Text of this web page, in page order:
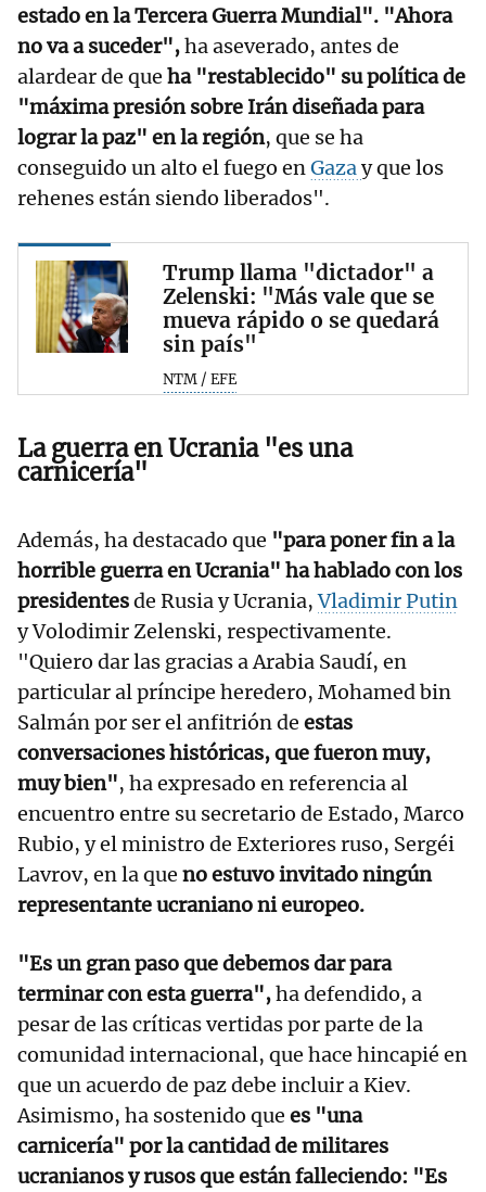
estado en la Tercera Guerra Mundial". "Ahora
no va a suceder",ha aseverado, antes de
alardear de que ha "restablecido" su política de
"máxima presión sobre Irán diseñada para
lograr la paz" en la región, que se ha
conseguido un alto el fuego enGazay que los
rehenes están siendo liberados".
Trump llama "dictador" a
Zelenski: "Más vale que se
mueva rápido o se quedará
sin país"
NTM / EFE
La guerra en Ucrania "es una
carnicería"
Además, ha destacado que "para poner fin a la
horrible guerra en Ucrania" ha hablado con los
presidentesde Rusia y Ucrania,Vladimir Putin
y Volodimir Zelenski, respectivamente.
"Quiero dar las gracias a Arabia Saudí, en
particular al príncipe heredero, Mohamed bin
Salmán por ser el anfitrión de estas
conversaciones históricas, que fueron muy,
muy bien", ha expresado en referencia al
encuentro entre su secretario de Estado, Marco
Rubio, y el ministro de Exteriores ruso, Sergéi
Lavrov, en la que no estuvo invitado ningún
representante ucraniano ni europeo.
"Es un gran paso que debemos dar para
terminar con esta guerra",ha defendido, a
pesar de las críticas vertidas por parte de la
comunidad internacional, que hace hincapié en
que un acuerdo de paz debe incluir a Kiev.
Asimismo, ha sostenido que es "una
carnicería" por la cantidad de militares
ucranianos y rusos que están falleciendo: "Es